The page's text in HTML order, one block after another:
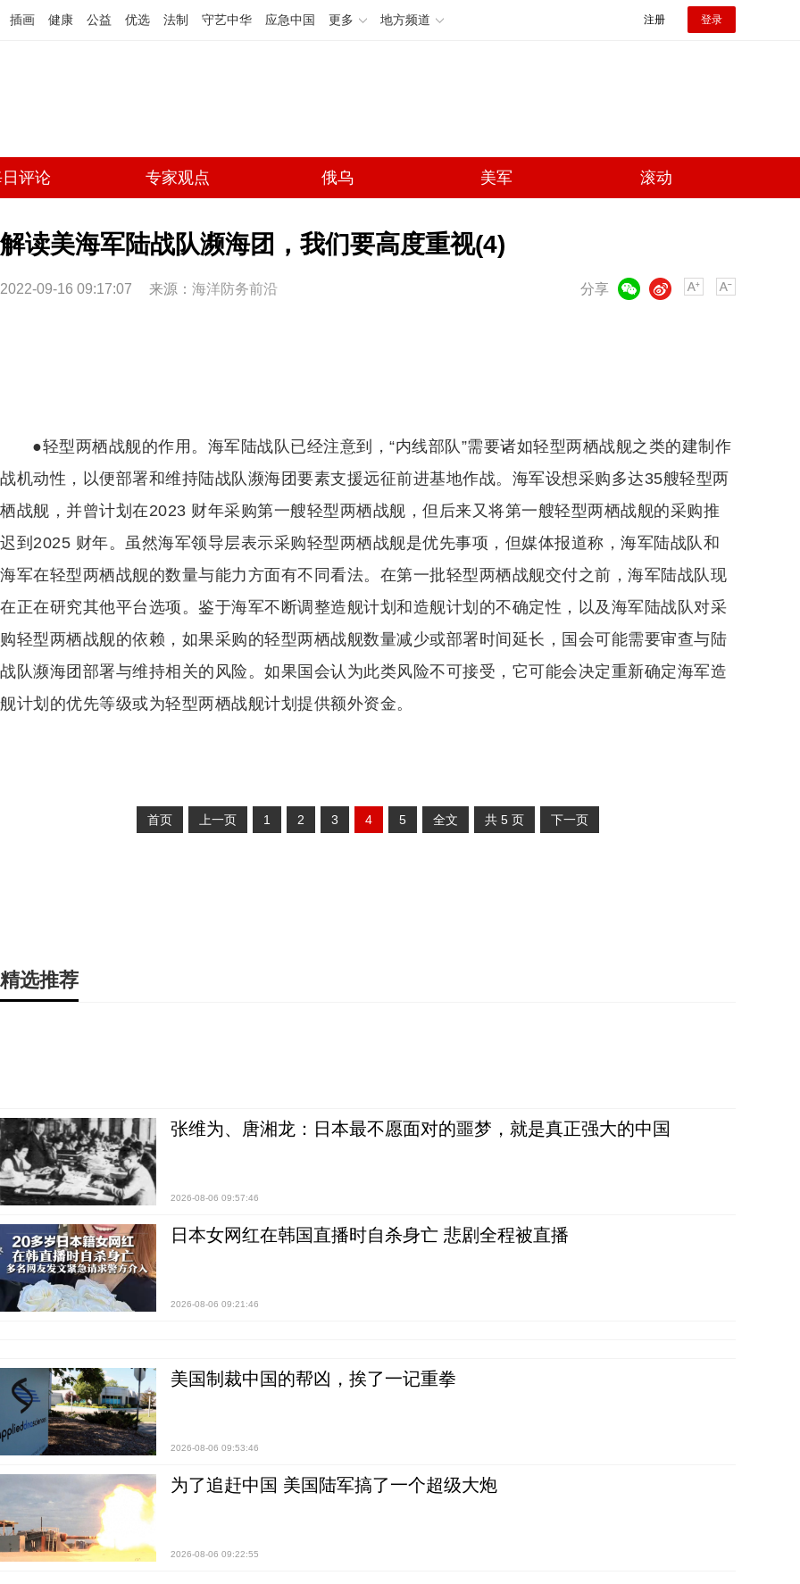
插画 健康 公益 优选 法制 守艺中华 应急中国 更多 地方频道 注册 登录
评论 专家观点 俄乌 美军 滚动
解读美海军陆战队濒海团，我们要高度重视(4)
2022-09-16 09:17:07 来源： 海洋防务前沿 分享
微博
●轻型两栖战舰的作用。海军陆战队已经注意到，“内线部队”需要诸如轻型两栖战舰之类的建制作
战机动性，以便部署和维持陆战队濒海团要素支援远征前进基地作战。海军设想采购多达35艘轻型两
栖战舰，并曾计划在2023 财年采购第一艘轻型两栖战舰，但后来又将第一艘轻型两栖战舰的采购推
迟到2025 财年。虽然海军领导层表示采购轻型两栖战舰是优先事项，但媒体报道称，海军陆战队和
海军在轻型两栖战舰的数量与能力方面有不同看法。在第一批轻型两栖战舰交付之前，海军陆战队现
在正在研究其他平台选项。鉴于海军不断调整造舰计划和造舰计划的不确定性，以及海军陆战队对采
购轻型两栖战舰的依赖，如果采购的轻型两栖战舰数量减少或部署时间延长，国会可能需要审查与陆
战队濒海团部署与维持相关的风险。如果国会认为此类风险不可接受，它可能会决定重新确定海军造
舰计划的优先等级或为轻型两栖战舰计划提供额外资金。
首页 上一页 1 2 3 4 5 全文 共 5 页 下一页
精选推荐
张维为、唐湘龙：日本最不愿面对的噩梦，就是真正强大的中国
2026-08-06 09:57:46
日本女网红在韩国直播时自杀身亡 悲剧全程被直播
2026-08-06 09:21:46
美国制裁中国的帮凶，挨了一记重拳
2026-08-06 09:53:46
为了追赶中国 美国陆军搞了一个超级大炮
2026-08-06 09:22:55